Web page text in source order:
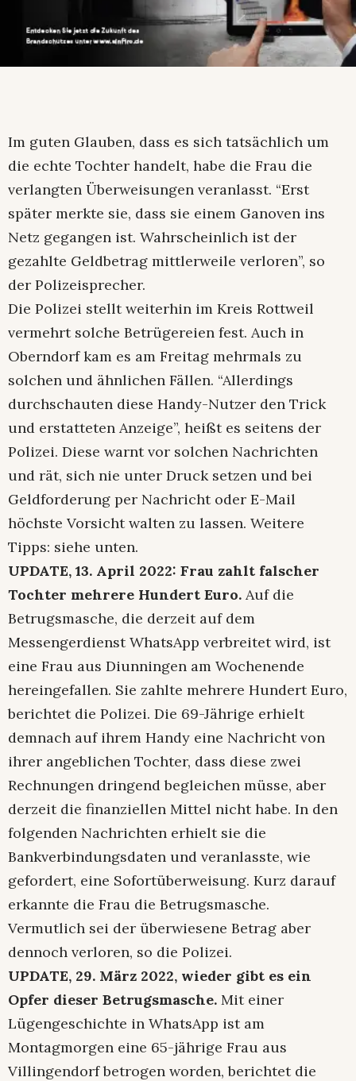
Im guten Glauben, dass es sich tatsächlich um
die echte Tochter handelt, habe die Frau die
verlangten Überweisungen veranlasst. “Erst
später merkte sie, dass sie einem Ganoven ins
Netz gegangen ist. Wahrscheinlich ist der
gezahlte Geldbetrag mittlerweile verloren”, so
der Polizeisprecher.
Die Polizei stellt weiterhin im Kreis Rottweil
vermehrt solche Betrügereien fest. Auch in
Oberndorf kam es am Freitag mehrmals zu
solchen und ähnlichen Fällen. “Allerdings
durchschauten diese Handy-Nutzer den Trick
und erstatteten Anzeige”, heißt es seitens der
Polizei. Diese warnt vor solchen Nachrichten
und rät, sich nie unter Druck setzen und bei
Geldforderung per Nachricht oder E-Mail
höchste Vorsicht walten zu lassen. Weitere
Tipps: siehe unten.
UPDATE, 13. April 2022: Frau zahlt falscher
Tochter mehrere Hundert Euro. Auf die
Betrugsmasche, die derzeit auf dem
Messengerdienst WhatsApp verbreitet wird, ist
eine Frau aus Diunningen am Wochenende
hereingefallen. Sie zahlte mehrere Hundert Euro,
berichtet die Polizei. Die 69-Jährige erhielt
demnach auf ihrem Handy eine Nachricht von
ihrer angeblichen Tochter, dass diese zwei
Rechnungen dringend begleichen müsse, aber
derzeit die finanziellen Mittel nicht habe. In den
folgenden Nachrichten erhielt sie die
Bankverbindungsdaten und veranlasste, wie
gefordert, eine Sofortüberweisung. Kurz darauf
erkannte die Frau die Betrugsmasche.
Vermutlich sei der überwiesene Betrag aber
dennoch verloren, so die Polizei.
UPDATE, 29. März 2022, wieder gibt es ein
Opfer dieser Betrugsmasche. Mit einer
Lügengeschichte in WhatsApp ist am
Montagmorgen eine 65-jährige Frau aus
Villingendorf betrogen worden, berichtet die